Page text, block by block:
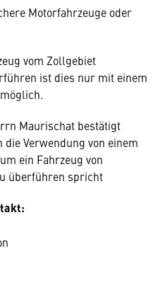
Motorfahrzeuge oder
vom Zollgebiet
ist dies nur mit einem
Maurischat bestätigt
Verwendung von einem
ein Fahrzeug von
überführen spricht